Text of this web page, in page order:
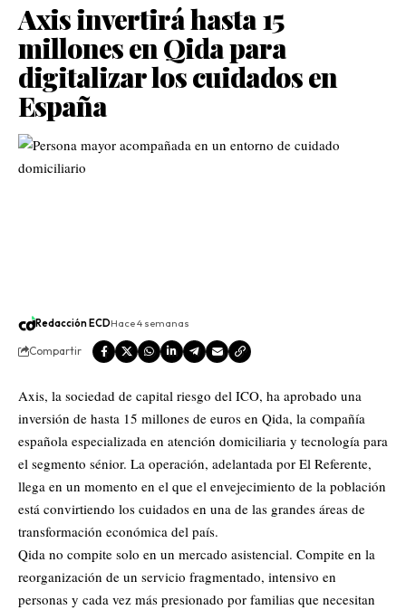
Axis invertirá hasta 15
millones en Qida para
digitalizar los cuidados en
España
Redacción ECDHace 4 semanas
Compartir
Axis, la sociedad de capital riesgo del ICO, ha aprobado una
inversión de hasta 15 millones de euros en Qida, la compañía
española especializada en atención domiciliaria y tecnología para
el segmento sénior. La operación, adelantada por El Referente,
llega en un momento en el que el envejecimiento de la población
está convirtiendo los cuidados en una de las grandes áreas de
transformación económica del país.
Qida no compite solo en un mercado asistencial. Compite en la
reorganización de un servicio fragmentado, intensivo en
personas y cada vez más presionado por familias que necesitan